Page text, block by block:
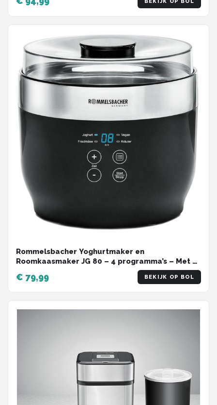
Rommelsbacher Yoghurtmaker en
Roomkaasmaker JG 80 – 4 programma’s – Met 4
keramische potjes & 2 glazen containers – Voor
yoghurt, roomkaas, kruidenextracten & vegan
yoghurt – RVS
€ 79,99 BEKIJK OP BOL